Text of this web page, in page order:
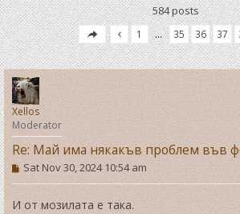
584 posts
1 … 35 36 37
Xellos
Moderator
Re: Май има някакъв проблем във
P
o
s
t
Sat Nov 30, 2024 10:54 am
И от мозилата е така.